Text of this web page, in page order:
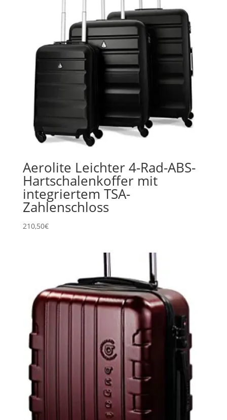
Aerolite Leichter 4-Rad-ABS-
Hartschalenkoffer mit
integriertem TSA-
Zahlenschloss
210,50€